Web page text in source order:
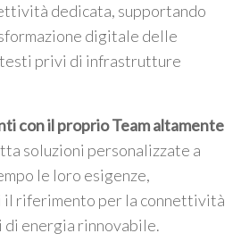
dedicata, supportando
digitale delle
privi di infrastrutture
con il proprio Team altamente
soluzioni personalizzate a
le loro esigenze,
il riferimento per la connettività
energia rinnovabile.